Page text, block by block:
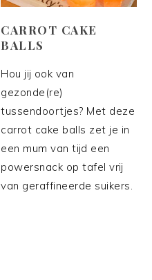
CARROT CAKE
BALLS
Hou jij ook van
gezonde(re)
tussendoortjes? Met deze
carrot cake balls zet je in
een mum van tijd een
powersnack op tafel vrij
van geraffineerde suikers.